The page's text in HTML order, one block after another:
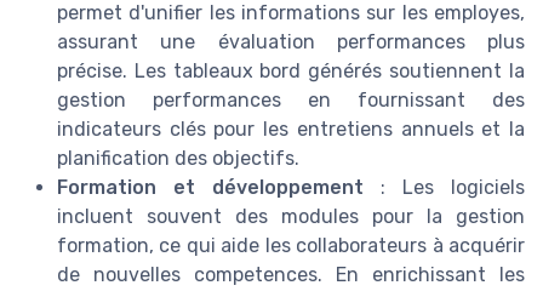
permet d'unifier les informations sur les employes,
assurant une évaluation performances plus
précise. Les tableaux bord générés soutiennent la
gestion performances en fournissant des
indicateurs clés pour les entretiens annuels et la
planification des objectifs.
Formation et développement : Les logiciels
incluent souvent des modules pour la gestion
formation, ce qui aide les collaborateurs à acquérir
de nouvelles competences. En enrichissant les